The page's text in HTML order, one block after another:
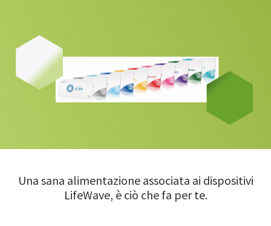
Una sana alimentazione associata ai dispositivi
LifeWave, è ciò che fa per te.